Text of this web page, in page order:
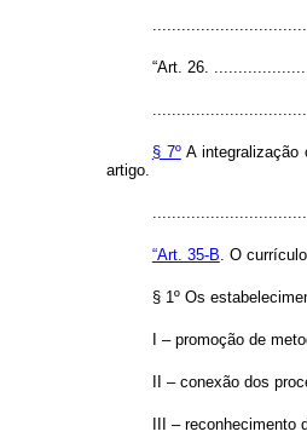
“Art. 26.
§ 7ºA integralização
artigo.
“Art. 35-B. O
§ 1º Os
I – promoção de
II – conexão dos
III –